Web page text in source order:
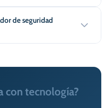
de seguridad
con tecnología?